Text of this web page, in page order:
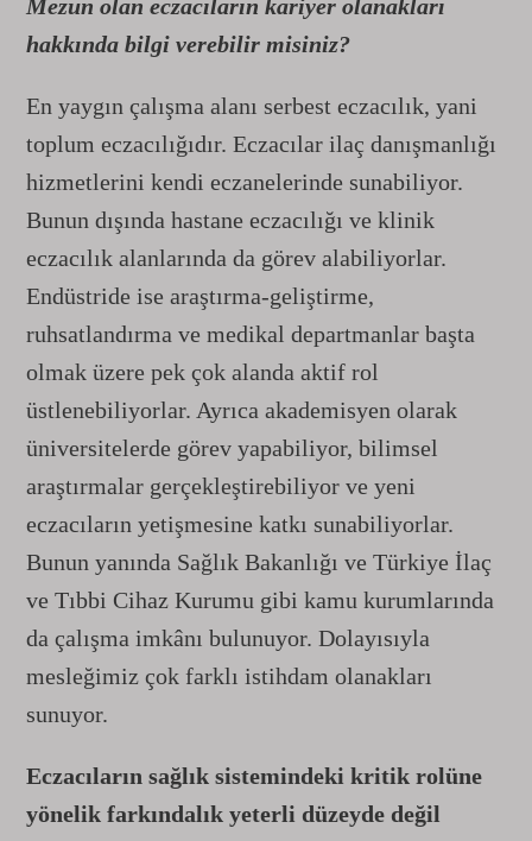
Mezun olan eczacıların kariyer olanakları
hakkında bilgi verebilir misiniz?
En yaygın çalışma alanı serbest eczacılık, yani
toplum eczacılığıdır. Eczacılar ilaç danışmanlığı
hizmetlerini kendi eczanelerinde sunabiliyor.
Bunun dışında hastane eczacılığı ve klinik
eczacılık alanlarında da görev alabiliyorlar.
Endüstride ise araştırma-geliştirme,
ruhsatlandırma ve medikal departmanlar başta
olmak üzere pek çok alanda aktif rol
üstlenebiliyorlar. Ayrıca akademisyen olarak
üniversitelerde görev yapabiliyor, bilimsel
araştırmalar gerçekleştirebiliyor ve yeni
eczacıların yetişmesine katkı sunabiliyorlar.
Bunun yanında Sağlık Bakanlığı ve Türkiye İlaç
ve Tıbbi Cihaz Kurumu gibi kamu kurumlarında
da çalışma imkânı bulunuyor. Dolayısıyla
mesleğimiz çok farklı istihdam olanakları
sunuyor.
Eczacıların sağlık sistemindeki kritik rolüne
yönelik farkındalık yeterli düzeyde değil